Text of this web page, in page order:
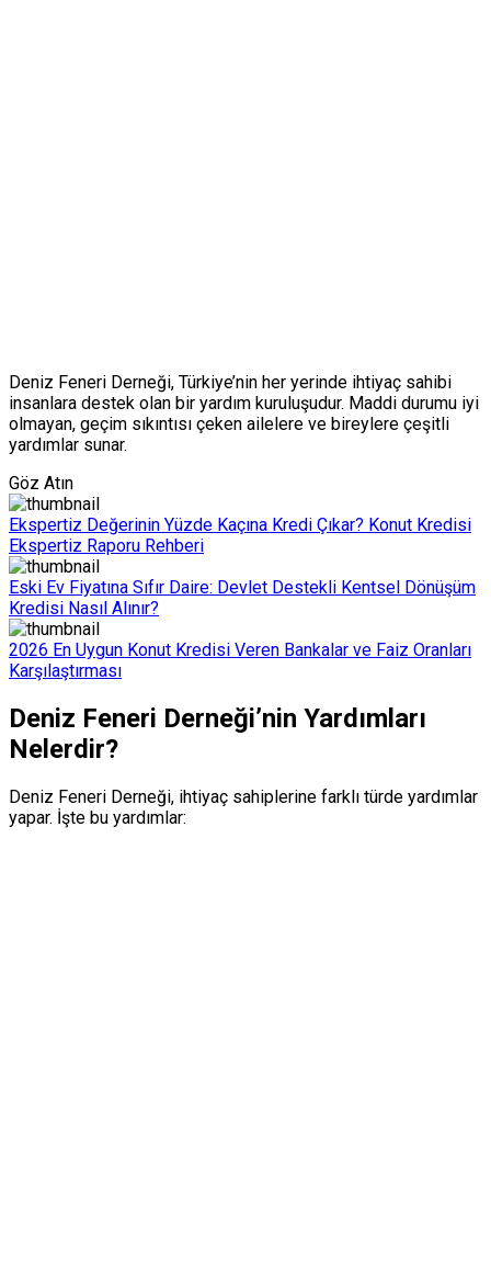
Deniz Feneri Derneği, Türkiye’nin her yerinde ihtiyaç sahibi
insanlara destek olan bir yardım kuruluşudur. Maddi durumu iyi
olmayan, geçim sıkıntısı çeken ailelere ve bireylere çeşitli
yardımlar sunar.
Göz Atın
Ekspertiz Değerinin Yüzde Kaçına Kredi Çıkar? Konut Kredisi
Ekspertiz Raporu Rehberi
Eski Ev Fiyatına Sıfır Daire: Devlet Destekli Kentsel Dönüşüm
Kredisi Nasıl Alınır?
2026 En Uygun Konut Kredisi Veren Bankalar ve Faiz Oranları
Karşılaştırması
Deniz Feneri Derneği’nin Yardımları
Nelerdir?
Deniz Feneri Derneği, ihtiyaç sahiplerine farklı türde yardımlar
yapar. İşte bu yardımlar: